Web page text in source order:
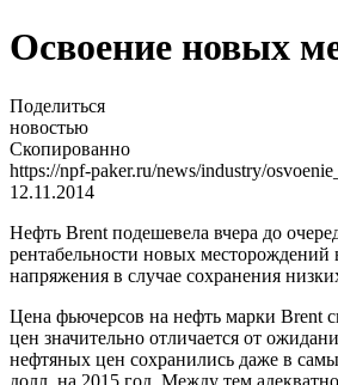
Освоение новых
Поделиться
новостью
Скопированно
https://npf-paker.ru/news/industry/
12.11.2014
Нефть Brent подешевела вчера до
рентабельности новых
напряжения в случае сохранения
Цена фьючерсов на нефть марки Brent
цен значительно отличается от
нефтяных цен сохранились даже в
долл. на 2015 год. Между тем